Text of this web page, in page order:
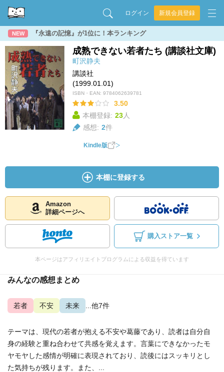
ログイン 新規会員登録
NEW 『永遠の記憶』が1位に！本ランキング
成熟できない若者たち (講談社文庫)
町沢静夫
講談社
(1999.01.01)
ISBN・EAN: 9784062639781
3.50
本棚登録: 23人
感想: 2件
Kindle版
本棚に登録する
Amazon
詳細ページへ
購入ストア一覧
本ページはアフィリエイトプログラムによる収益を得ています
みんなの感想まとめ
若者 不安 未来 ...他7件
テーマは、現代の若者が抱える不安や葛藤であり、読者は自分自
身の経験と重ね合わせて共感を覚えます。言葉にできなかったモ
ヤモヤした感情が明確に表現されており、読後にはスッキリとし
た気持ちが残ります。また、...